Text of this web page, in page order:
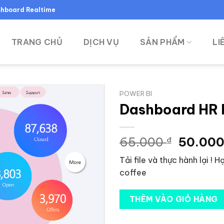
Realtime
TRANG CHỦ DỊCH VỤ SẢN PHẨM
POWER BI
Dashboard
65.000₫
Giá
gốc
là:
50.000
Tải file và thực hành lại !
coffee
THÊM VÀO GIỎ HÀNG